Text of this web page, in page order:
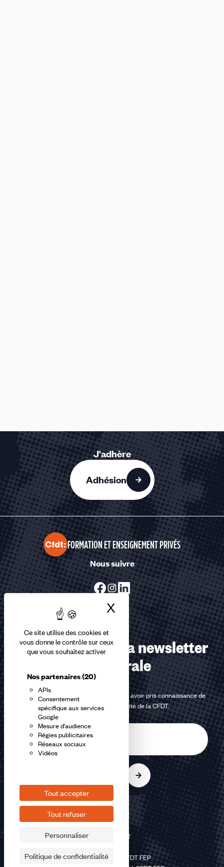
Ce site utilise des cookies et
vous donne le contrôle sur ceux
que vous souhaitez activer
Nos partenaires(20)
APIs
Consentement
spécifique aux services
Google
Mesure d'audience
Régies publicitaires
Réseaux sociaux
Vidéos
Tout accepter
Tout refuser
Personnaliser
Politique de confidentialité
X Masquer le
J'adhère
Adhésion
FORMATION ET ENSEIGNEMENT PRIVÉS
Nous suivre
Abonnez-vous à la newsletter
confédérale
En m'inscrivant à la newsletter, j'affirme avoir pris connaissance de
lapolitique de confidentialité de la CFDT.
©2026 CFDT
Mentions légales CFDT FEP